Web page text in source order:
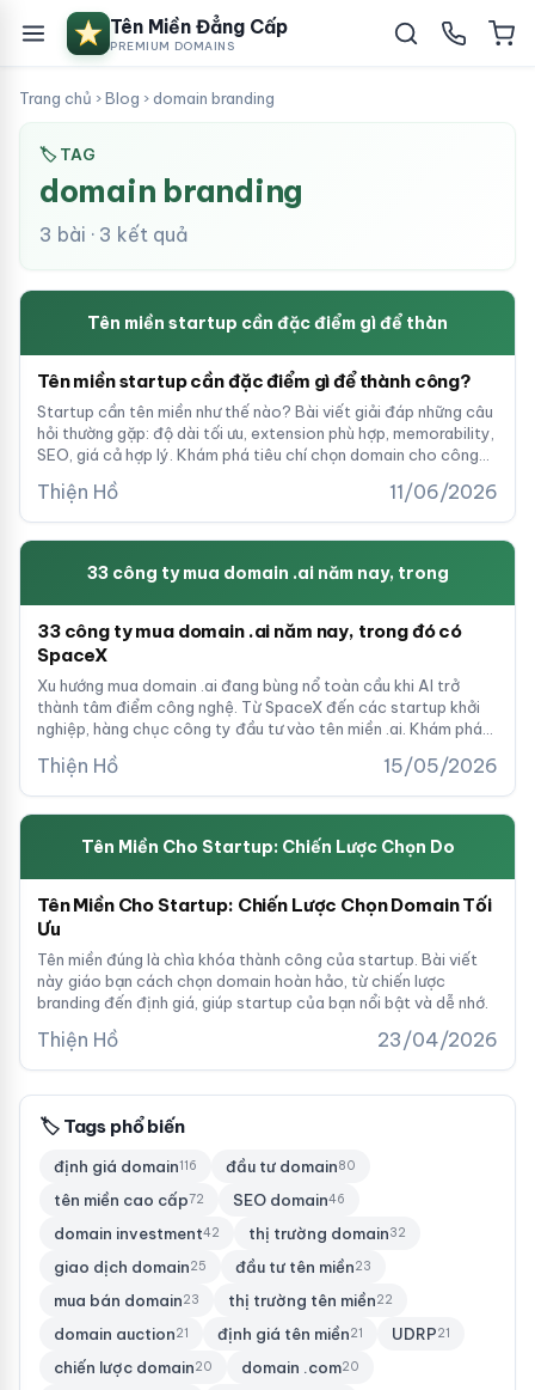
Tên Miền Đẳng Cấp
PREMIUM DOMAINS
Trang chủ ›Blog ›domain branding
🏷 TAG
domain branding
3 bài · 3 kết quả
Tên miền startup cần đặc điểm gì để thàn
Tên miền startup cần đặc điểm gì để thành công?
Startup cần tên miền như thế nào? Bài viết giải đáp những câu
hỏi thường gặp: độ dài tối ưu, extension phù hợp, memorability,
SEO, giá cả hợp lý. Khám phá tiêu chí chọn domain cho công
Thiện Hồ 11/06/2026
33 công ty mua domain .ai năm nay, trong
33 công ty mua domain .ai năm nay, trong đó có
SpaceX
Xu hướng mua domain .ai đang bùng nổ toàn cầu khi AI trở
thành tâm điểm công nghệ. Từ SpaceX đến các startup khởi
nghiệp, hàng chục công ty đầu tư vào tên miền .ai. Khám phá
Thiện Hồ 15/05/2026
Tên Miền Cho Startup: Chiến Lược Chọn Do
Tên Miền Cho Startup: Chiến Lược Chọn Domain Tối
Ưu
Tên miền đúng là chìa khóa thành công của startup. Bài viết
này giáo bạn cách chọn domain hoàn hảo, từ chiến lược
branding đến định giá, giúp startup của bạn nổi bật và dễ nhớ.
Thiện Hồ 23/04/2026
🏷 Tags phổ biến
định giá domain116 đầu tư domain80
tên miền cao cấp72 SEO domain46
domain investment42 thị trường domain32
giao dịch domain25 đầu tư tên miền23
mua bán domain23 thị trường tên miền22
domain auction21 định giá tên miền21 UDRP21
chiến lược domain20 domain .com20